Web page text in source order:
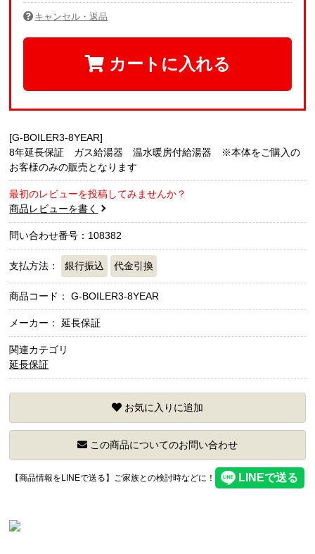
キャンセル・返品
カートに入れる
[G-BOILER3-8YEAR]
8年延長保証 ガス給湯器 温水暖房付給湯器 ※本体をご購入の
お客様のみの販売となります
最初のレビューを投稿してみませんか？
商品レビューを書く
問い合わせ番号：108382
支払方法： 銀行振込 代金引換
商品コード：G-BOILER3-8YEAR
メーカー： 延長保証
関連カテゴリ
延長保証
お気に入りに追加
この商品についてのお問い合わせ
【商品情報をLINEで送る】ご家族との検討時などに！